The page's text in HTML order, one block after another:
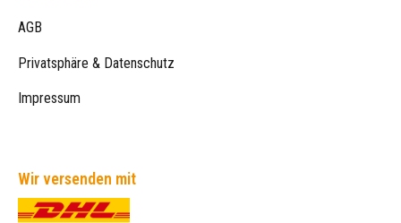
AGB
Privatsphäre & Datenschutz
Impressum
Wir versenden mit